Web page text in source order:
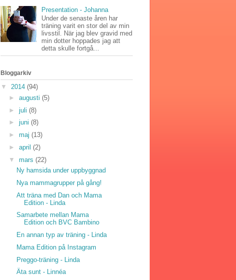
Presentation - Johanna
Under de senaste åren har
träning varit en stor del av min
livsstil. När jag blev gravid med
min dotter hoppades jag att
detta skulle fortgå...
Bloggarkiv
▼ 2014 (94)
► augusti (5)
► juli (8)
► juni (8)
► maj (13)
► april (2)
▼ mars (22)
Ny hamsida under uppbyggnad
Nya mammagrupper på gång!
Att träna med Dan och Mama
Edition - Linda
Samarbete mellan Mama
Edition och BVC Bambino
En annan typ av träning - Linda
Mama Edition på Instagram
Preggo-träning - Linda
Äta sunt - Linnéa